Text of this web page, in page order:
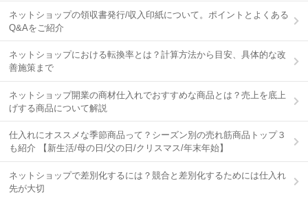
ネットショップの領収書発行/収入印紙について。ポイントとよくある
Q&Aをご紹介
ネットショップにおける転換率とは？計算方法から目安、具体的な改
善施策まで
ネットショップ開業の商材仕入れでおすすめな商品とは？売上を底上
げする商品について解説
仕入れにオススメな季節商品って？シーズン別の売れ筋商品トップ３
も紹介 【新生活/母の日/父の日/クリスマス/年末年始】
ネットショップで差別化するには？競合と差別化するためには仕入れ
先が大切